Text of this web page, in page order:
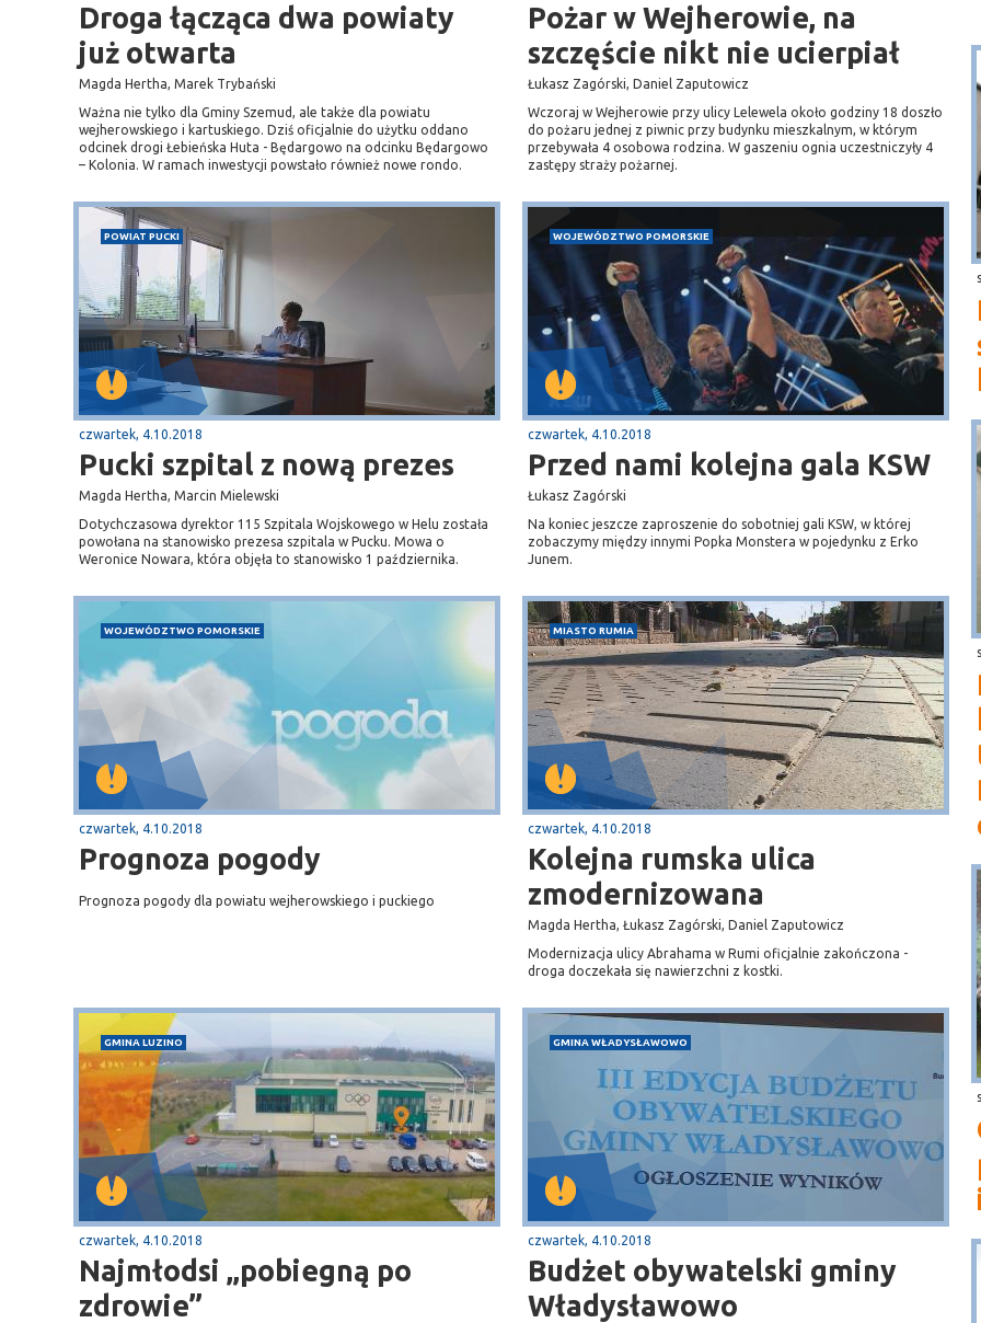
Droga łącząca dwa powiaty
już otwarta
Magda Hertha, Marek Trybański
Ważna nie tylko dla Gminy Szemud, ale także dla powiatu
wejherowskiego i kartuskiego. Dziś oficjalnie do użytku oddano
odcinek drogi Łebieńska Huta - Będargowo na odcinku Będargowo
– Kolonia. W ramach inwestycji powstało również nowe rondo.
Pożar w Wejherowie, na
szczęście nikt nie ucierpiał
Łukasz Zagórski, Daniel Zaputowicz
Wczoraj w Wejherowie przy ulicy Lelewela około godziny 18 doszło
do pożaru jednej z piwnic przy budynku mieszkalnym, w którym
przebywała 4 osobowa rodzina. W gaszeniu ognia uczestniczyły 4
zastępy straży pożarnej.
POWIAT PUCKI
czwartek, 4.10.2018
Pucki szpital z nową prezes
Magda Hertha, Marcin Mielewski
Dotychczasowa dyrektor 115 Szpitala Wojskowego w Helu została
powołana na stanowisko prezesa szpitala w Pucku. Mowa o
Weronice Nowara, która objęła to stanowisko 1 października.
WOJEWÓDZTWO POMORSKIE
czwartek, 4.10.2018
Przed nami kolejna gala KSW
Łukasz Zagórski
Na koniec jeszcze zaproszenie do sobotniej gali KSW, w której
zobaczymy między innymi Popka Monstera w pojedynku z Erko
Junem.
WOJEWÓDZTWO POMORSKIE
czwartek, 4.10.2018
Prognoza pogody
Prognoza pogody dla powiatu wejherowskiego i puckiego
MIASTO RUMIA
czwartek, 4.10.2018
Kolejna rumska ulica
zmodernizowana
Magda Hertha, Łukasz Zagórski, Daniel Zaputowicz
Modernizacja ulicy Abrahama w Rumi oficjalnie zakończona -
droga doczekała się nawierzchni z kostki.
GMINA LUZINO
czwartek, 4.10.2018
Najmłodsi „pobiegną po
zdrowie”
GMINA WŁADYSŁAWOWO
czwartek, 4.10.2018
Budżet obywatelski gminy
Władysławowo